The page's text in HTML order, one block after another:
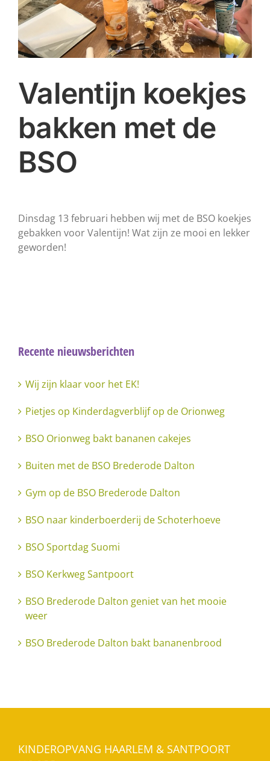
Valentijn koekjes
bakken met de
BSO
Dinsdag 13 februari hebben wij met de BSO koekjes
gebakken voor Valentijn! Wat zijn ze mooi en lekker
geworden!
Recente nieuwsberichten
Wij zijn klaar voor het EK!
Pietjes op Kinderdagverblijf op de Orionweg
BSO Orionweg bakt bananen cakejes
Buiten met de BSO Brederode Dalton
Gym op de BSO Brederode Dalton
BSO naar kinderboerderij de Schoterhoeve
BSO Sportdag Suomi
BSO Kerkweg Santpoort
BSO Brederode Dalton geniet van het mooie
weer
BSO Brederode Dalton bakt bananenbrood
KINDEROPVANG HAARLEM & SANTPOORT